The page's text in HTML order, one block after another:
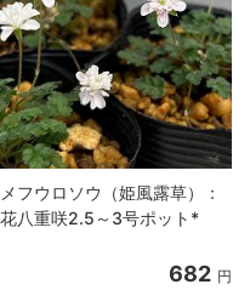
フウロソウ（姫風露草）：
八重咲2.5～3号ポット*
682 円